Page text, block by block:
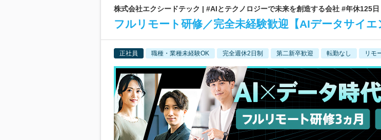
株式会社エクシードテック | #AIとテクノロジーで未来を創造する会社 #年休125日
フルリモート研修／完全未経験歓迎【AIデータサイエ
正社員 職種・業種未経験OK 完全週休2日制 第二新卒歓迎 転勤なし リモ